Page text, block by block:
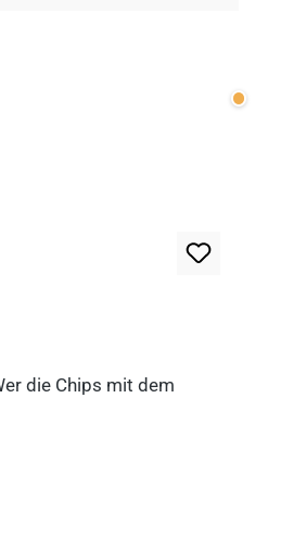
Wenige
die Chips mit dem